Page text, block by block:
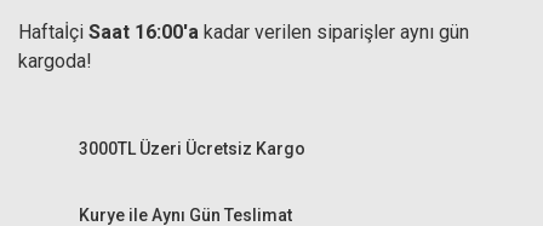
Haftaİçi Saat 16:00'a kadar verilen siparişler aynı gün
kargoda!
Kurye ile Aynı Gün Teslimat
3000TL Üzeri Ücretsiz Kargo